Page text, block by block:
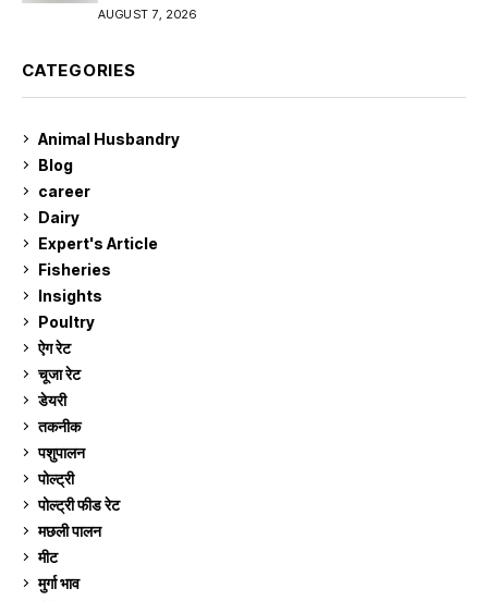
AUGUST 7, 2026
CATEGORIES
Animal Husbandry
Blog
career
Dairy
Expert's Article
Fisheries
Insights
Poultry
ऐग रेट
चूजा रेट
डेयरी
तकनीक
पशुपालन
पोल्ट्री
पोल्ट्री फीड रेट
मछली पालन
मीट
मुर्गा भाव